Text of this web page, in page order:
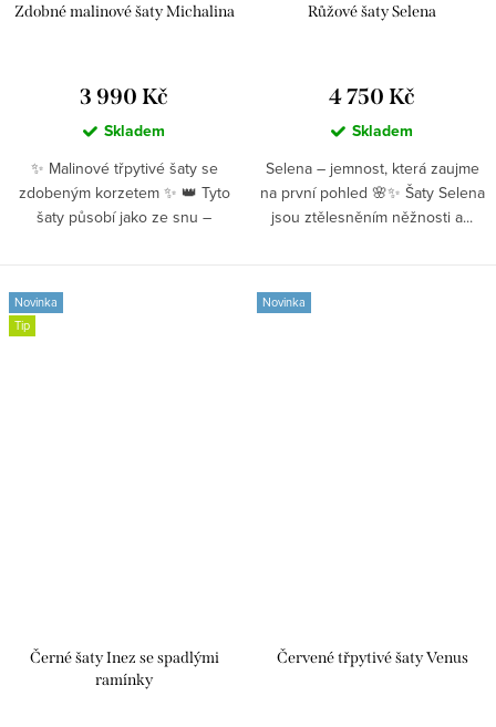
Zdobné malinové šaty Michalina
3 990 Kč
Skladem
✨ Malinové třpytivé šaty se
zdobeným korzetem ✨ 👑 Tyto
šaty působí jako ze snu –
Růžové šaty Selena
4 750 Kč
Skladem
Selena – jemnost, která zaujme
na první pohled 🌸✨ Šaty Selena
jsou ztělesněním něžnosti a...
Novinka
Tip
Černé šaty Inez se spadlými
ramínky
Novinka
Červené třpytivé šaty Venus